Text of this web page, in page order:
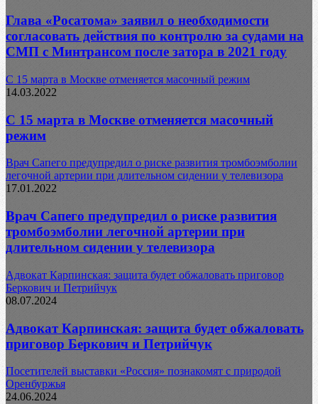
Глава «Росатома» заявил о необходимости
согласовать действия по контролю за судами на
СМП с Минтрансом после затора в 2021 году
С 15 марта в Москве отменяется масочный режим
14.03.2022
С 15 марта в Москве отменяется масочный
режим
Врач Сапего предупредил о риске развития тромбоэмболии
легочной артерии при длительном сидении у телевизора
17.01.2022
Врач Сапего предупредил о риске развития
тромбоэмболии легочной артерии при
длительном сидении у телевизора
Адвокат Карпинская: защита будет обжаловать приговор
Беркович и Петрийчук
08.07.2024
Адвокат Карпинская: защита будет обжаловать
приговор Беркович и Петрийчук
Посетителей выставки «Россия» познакомят с природой
Оренбуржья
24.06.2024